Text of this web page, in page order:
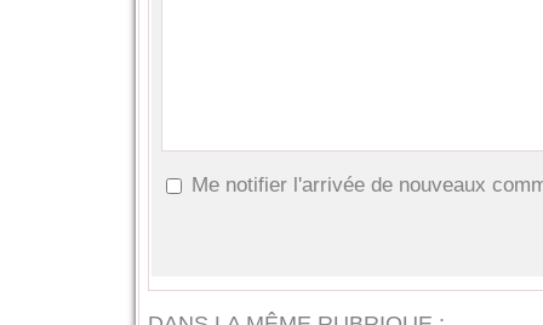
Me notifier l'arrivée de nouveaux